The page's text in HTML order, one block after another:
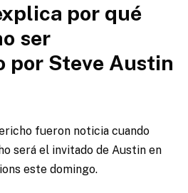
por qué
ser
por Steve Austin
fueron noticia cuando
será el invitado de Austin en
este domingo.